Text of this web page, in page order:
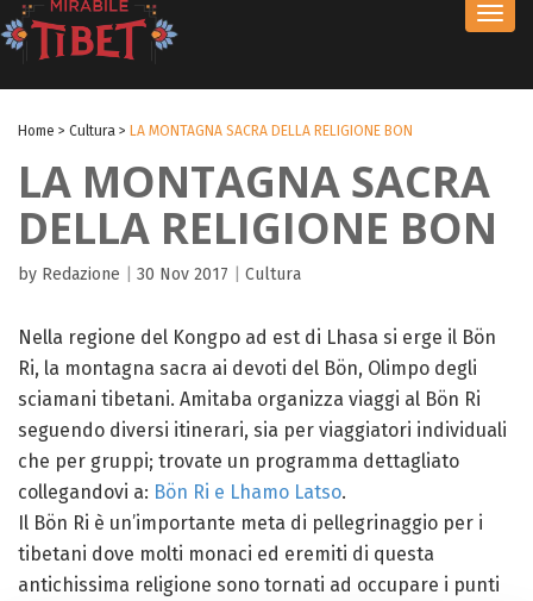
Home > Cultura > LA MONTAGNA SACRA DELLA RELIGIONE BON
LA MONTAGNA SACRA
DELLA RELIGIONE BON
by Redazione 30 Nov 2017 Cultura
Nella regione del Kongpo ad est di Lhasa si erge il Bön
Ri, la montagna sacra ai devoti del Bön, Olimpo degli
sciamani tibetani. Amitaba organizza viaggi al Bön Ri
seguendo diversi itinerari, sia per viaggiatori individuali
che per gruppi; trovate un programma dettagliato
collegandovi a: Bön Ri e Lhamo Latso.
Il Bön Ri è un’importante meta di pellegrinaggio per i
tibetani dove molti monaci ed eremiti di questa
antichissima religione sono tornati ad occupare i punti